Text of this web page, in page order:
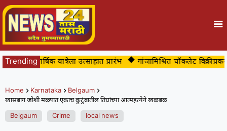
Trending
वार्षिक यात्रेला उत्साहात प्रारंभ गांजामिश्रित चॉकलेट विक्रीप्रकरणी
Home Karnataka
Belgaum
खासबाग जोशी मळ्यात एकाच कुटुंबातील तिघांच्या आत्महत्येने खळबळ
Belgaum
Crime local news